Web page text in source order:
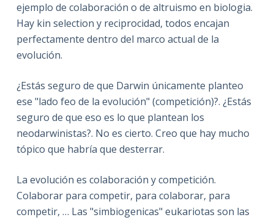
ejemplo de colaboración o de altruismo en biologia.
Hay kin selection y reciprocidad, todos encajan
perfectamente dentro del marco actual de la
evolución.
¿Estás seguro de que Darwin únicamente planteo
ese "lado feo de la evolución" (competición)?. ¿Estás
seguro de que eso es lo que plantean los
neodarwinistas?. No es cierto. Creo que hay mucho
tópico que habría que desterrar.
La evolución es colaboración y competición.
Colaborar para competir, para colaborar, para
competir, … Las "simbiogenicas" eukariotas son las